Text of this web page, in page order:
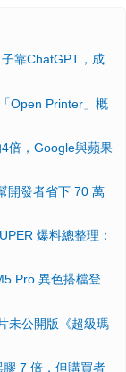
靠ChatGPT，成
Open Printer」概
倍，Google與蘋果
開發者省下 70 萬
爆料總整理：
Pro 異色搭檔登
未公開版《超級瑪
7 倍，但購買者